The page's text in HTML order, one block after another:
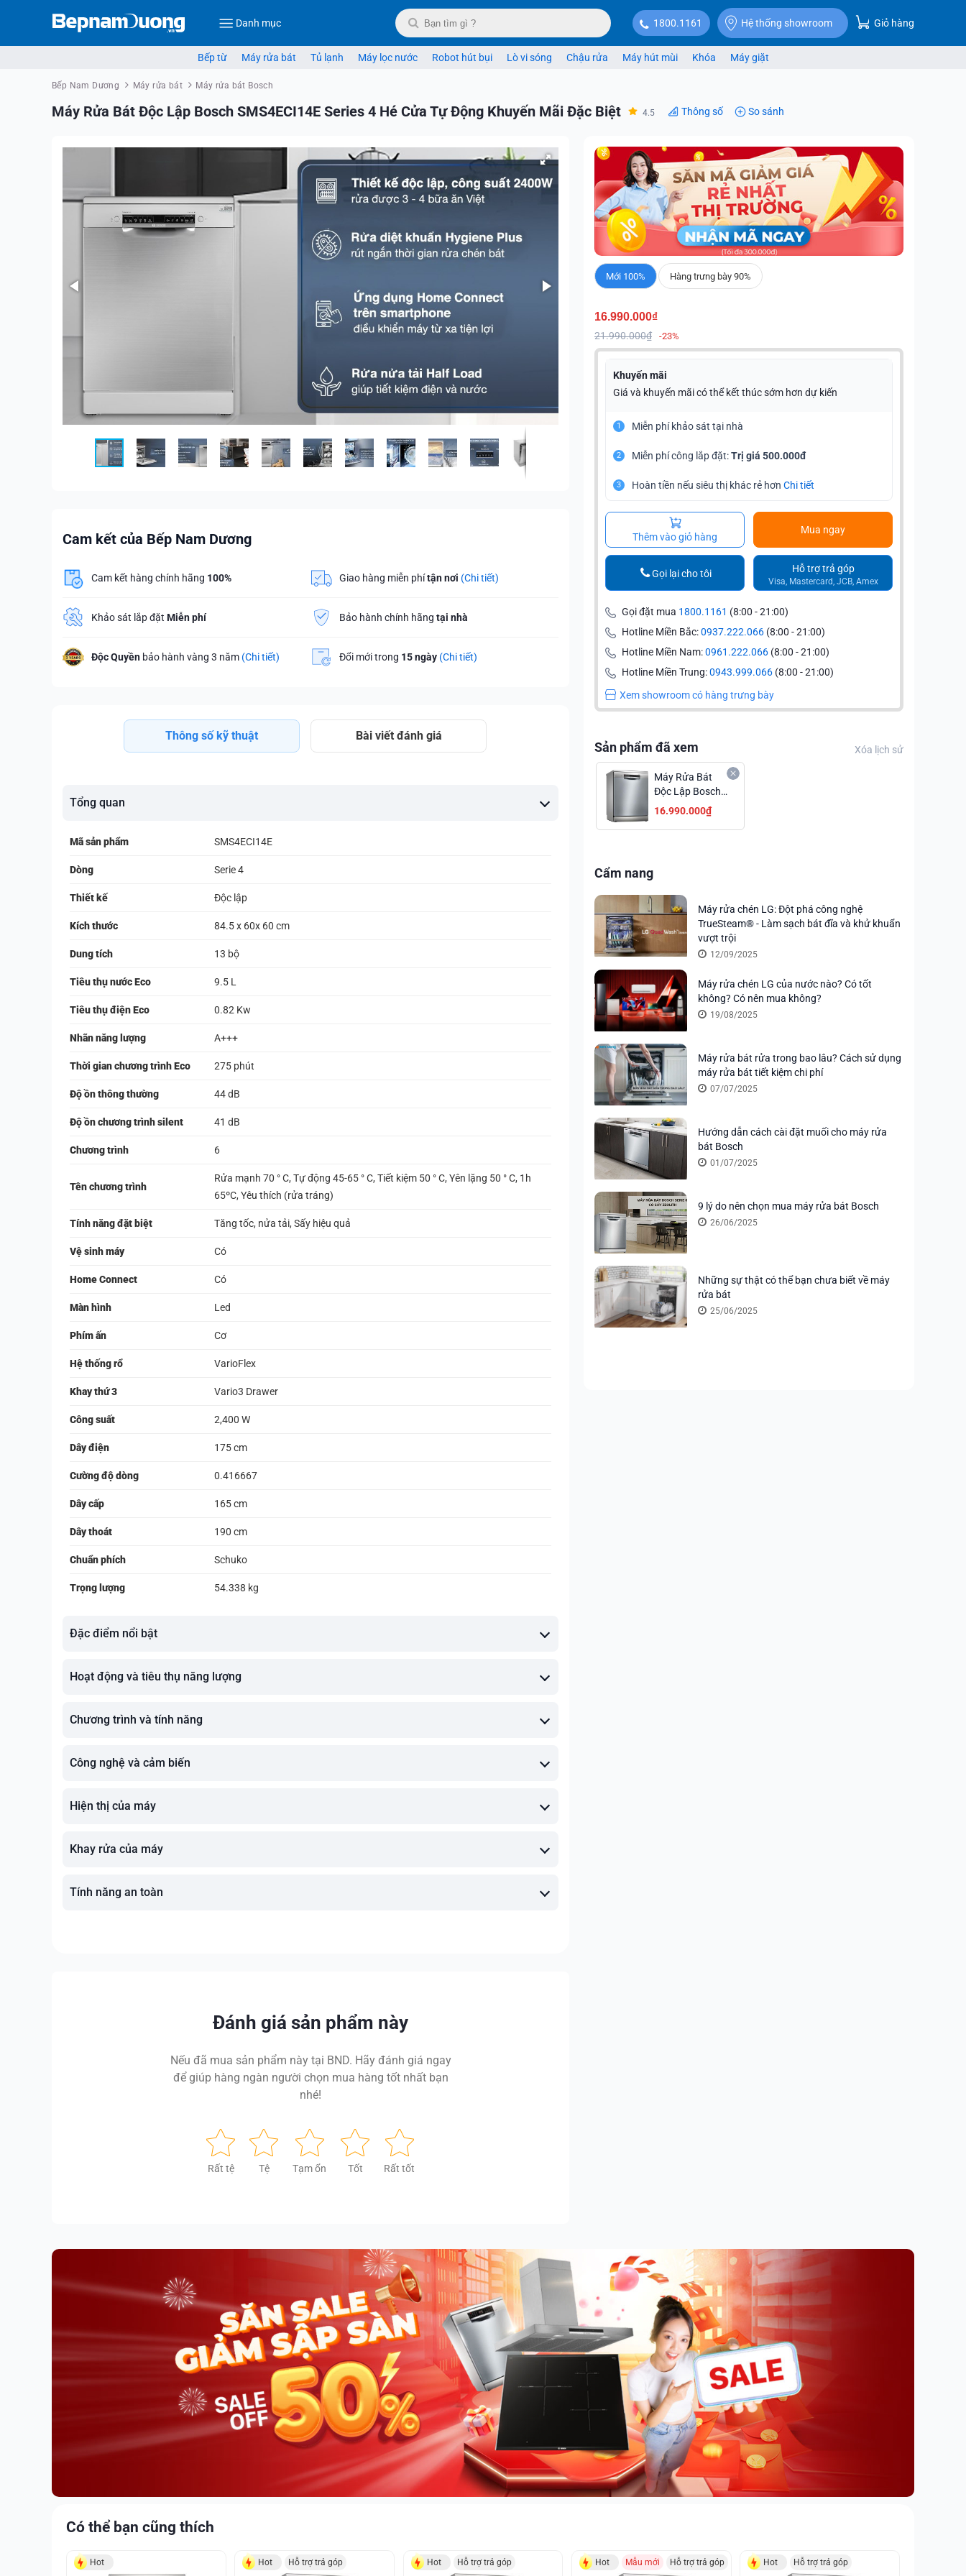
Danh mục 1800.1161 Hệ thống showroom Giỏ hàng
Bếp từ Máy rửa bát Tủ lạnh Máy lọc nước Robot hút bụi Lò vi sóng Chậu rửa Máy hút mùi Khóa Máy giặt
Bếp Nam Dương Máy rửa bát Máy rửa bát Bosch
Máy Rửa Bát Độc Lập Bosch SMS4ECI14E Series 4 Hé Cửa Tự Động Khuyến Mãi Đặc Biệt 4.5 Thông số So sánh
Cam kết của Bếp Nam Dương
Cam kết hàng chính hãng 100% Giao hàng miễn phítận nơi (Chi tiết)
Khảo sát lắp đặt Miễn phí Bảo hành chính hãng tại nhà
Độc Quyền bảo hành vàng 3 năm (Chi tiết) Đổi mới trong 15 ngày (Chi tiết)
Thông số kỹ thuật Bài viết đánh giá
Tổng quan
Mã sản phẩm SMS4ECI14E
Dòng Serie 4
Thiết kế Độc lập
Kích thước 84.5 x 60x 60 cm
Dung tích 13 bộ
Tiêu thụ nước Eco 9.5 L
Tiêu thụ điện Eco 0.82 Kw
Nhãn năng lượng A+++
Thời gian chương trình Eco 275 phút
Độ ồn thông thường 44 dB
Độ ồn chương trình silent 41 dB
Chương trình 6
Tên chương trình
Rửa mạnh 70 ° C, Tự động 45-65 ° C, Tiết kiệm 50 ° C, Yên lặng 50 ° C, 1h
65ºC, Yêu thích (rửa tráng)
Tính năng đặt biệt Tăng tốc, nửa tải, Sấy hiệu quả
Vệ sinh máy Có
Home Connect Có
Màn hình Led
Phím ấn Cơ
Hệ thống rổ VarioFlex
Khay thứ 3 Vario3 Drawer
Công suất 2,400 W
Dây điện 175 cm
Cường độ dòng 0.416667
Dây cấp 165 cm
Dây thoát 190 cm
Chuẩn phích Schuko
Trọng lượng 54.338 kg
Đặc điểm nổi bật
Hoạt động và tiêu thụ năng lượng
Chương trình và tính năng
Công nghệ và cảm biến
Hiện thị của máy
Khay rửa của máy
Tính năng an toàn
Đánh giá sản phẩm này
Nếu đã mua sản phẩm này tại BND. Hãy đánh giá ngay
để giúp hàng ngàn người chọn mua hàng tốt nhất bạn
nhé!
Rất tệ Tệ Tạm ổn Tốt Rất tốt
Mới 100% Hàng trưng bày 90%
16.990.000₫
21.990.000₫ -23%
Khuyến mãi
Giá và khuyến mãi có thể kết thúc sớm hơn dự kiến
1 Miễn phí khảo sát tại nhà
2 Miễn phí công lắp đặt:Trị giá 500.000đ
3 Hoàn tiền nếu siêu thị khác rẻ hơn Chi tiết
Thêm vào giỏ hàng
Mua ngay
Hỗ trợ trả góp
Visa, Mastercard, JCB, Amex
Gọi lại cho tôi
Gọi đặt mua 1800.1161 (8:00 - 21:00)
Hotline Miền Bắc:0937.222.066 (8:00 - 21:00)
Hotline Miền Nam:0961.222.066 (8:00 - 21:00)
Hotline Miền Trung:0943.999.066 (8:00 - 21:00)
Xem showroom có hàng trưng bày
Sản phẩm đã xem Xóa lịch sử
Máy Rửa Bát
Độc Lập Bosch
SMS4ECI14E
Series 4 Hé Cửa
16.990.000₫
Cẩm nang
Máy rửa chén LG: Đột phá công nghệ
TrueSteam® - Làm sạch bát đĩa và khử khuẩn
vượt trội
12/09/2025
Máy rửa chén LG của nước nào? Có tốt
không? Có nên mua không?
19/08/2025
Máy rửa bát rửa trong bao lâu? Cách sử dụng
máy rửa bát tiết kiệm chi phí
07/07/2025
Hướng dẫn cách cài đặt muối cho máy rửa
bát Bosch
01/07/2025
9 lý do nên chọn mua máy rửa bát Bosch
26/06/2025
Những sự thật có thể bạn chưa biết về máy
rửa bát
25/06/2025
Có thể bạn cũng thích
Hot Hot Hỗ trợ trả góp Hot Hỗ trợ trả góp Hot Mẫu mới Hỗ trợ trả góp Hot Hỗ trợ trả góp